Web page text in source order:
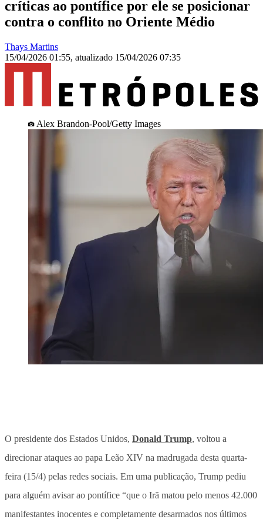
críticas ao pontífice por ele se posicionar
contra o conflito no Oriente Médio
Thays Martins
15/04/2026 01:55, atualizado 15/04/2026 07:35
Alex Brandon-Pool/Getty Images
O presidente dos Estados Unidos, Donald Trump, voltou a
direcionar ataques ao papa Leão XIV na madrugada desta quarta-
feira (15/4) pelas redes sociais. Em uma publicação, Trump pediu
para alguém avisar ao pontífice “que o Irã matou pelo menos 42.000
manifestantes inocentes e completamente desarmados nos últimos